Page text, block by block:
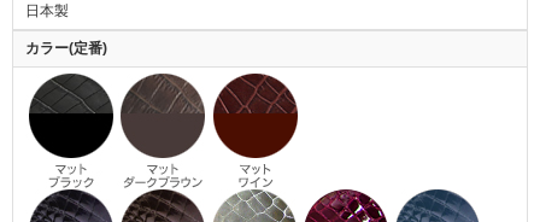
日本製
カラー(定番)